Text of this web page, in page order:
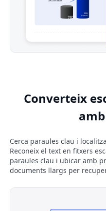
Converteix
Cerca paraules clau i
Reconeix el text en fitxers
paraules clau i ubicar amb
documents llargs per